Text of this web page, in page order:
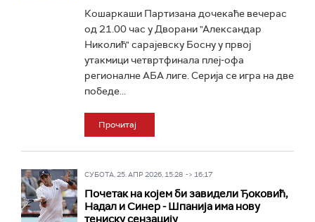
Кошаркаши Партизана дочекаће вечерас
од 21.00 час у Дворани "Александар
Николић" сарајевску Босну у првој
утакмици четвртфинала плеј-офа
регионалне АБА лиге. Серија се игра на две
победе...
Прочитај
СУБОТА, 25. АПР 2026, 15:28 -> 16:17
Почетак на којем би завидели Ђоковић,
Надал и Синер - Шпанија има нову
тениску сензацију